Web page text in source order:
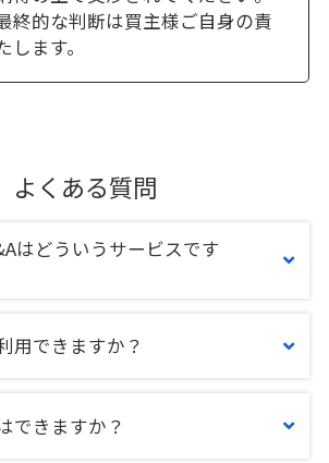
終的な判断は買主様ご自身の責
ます。
よくある質問
はどういうサービスです
用できますか？
できますか？